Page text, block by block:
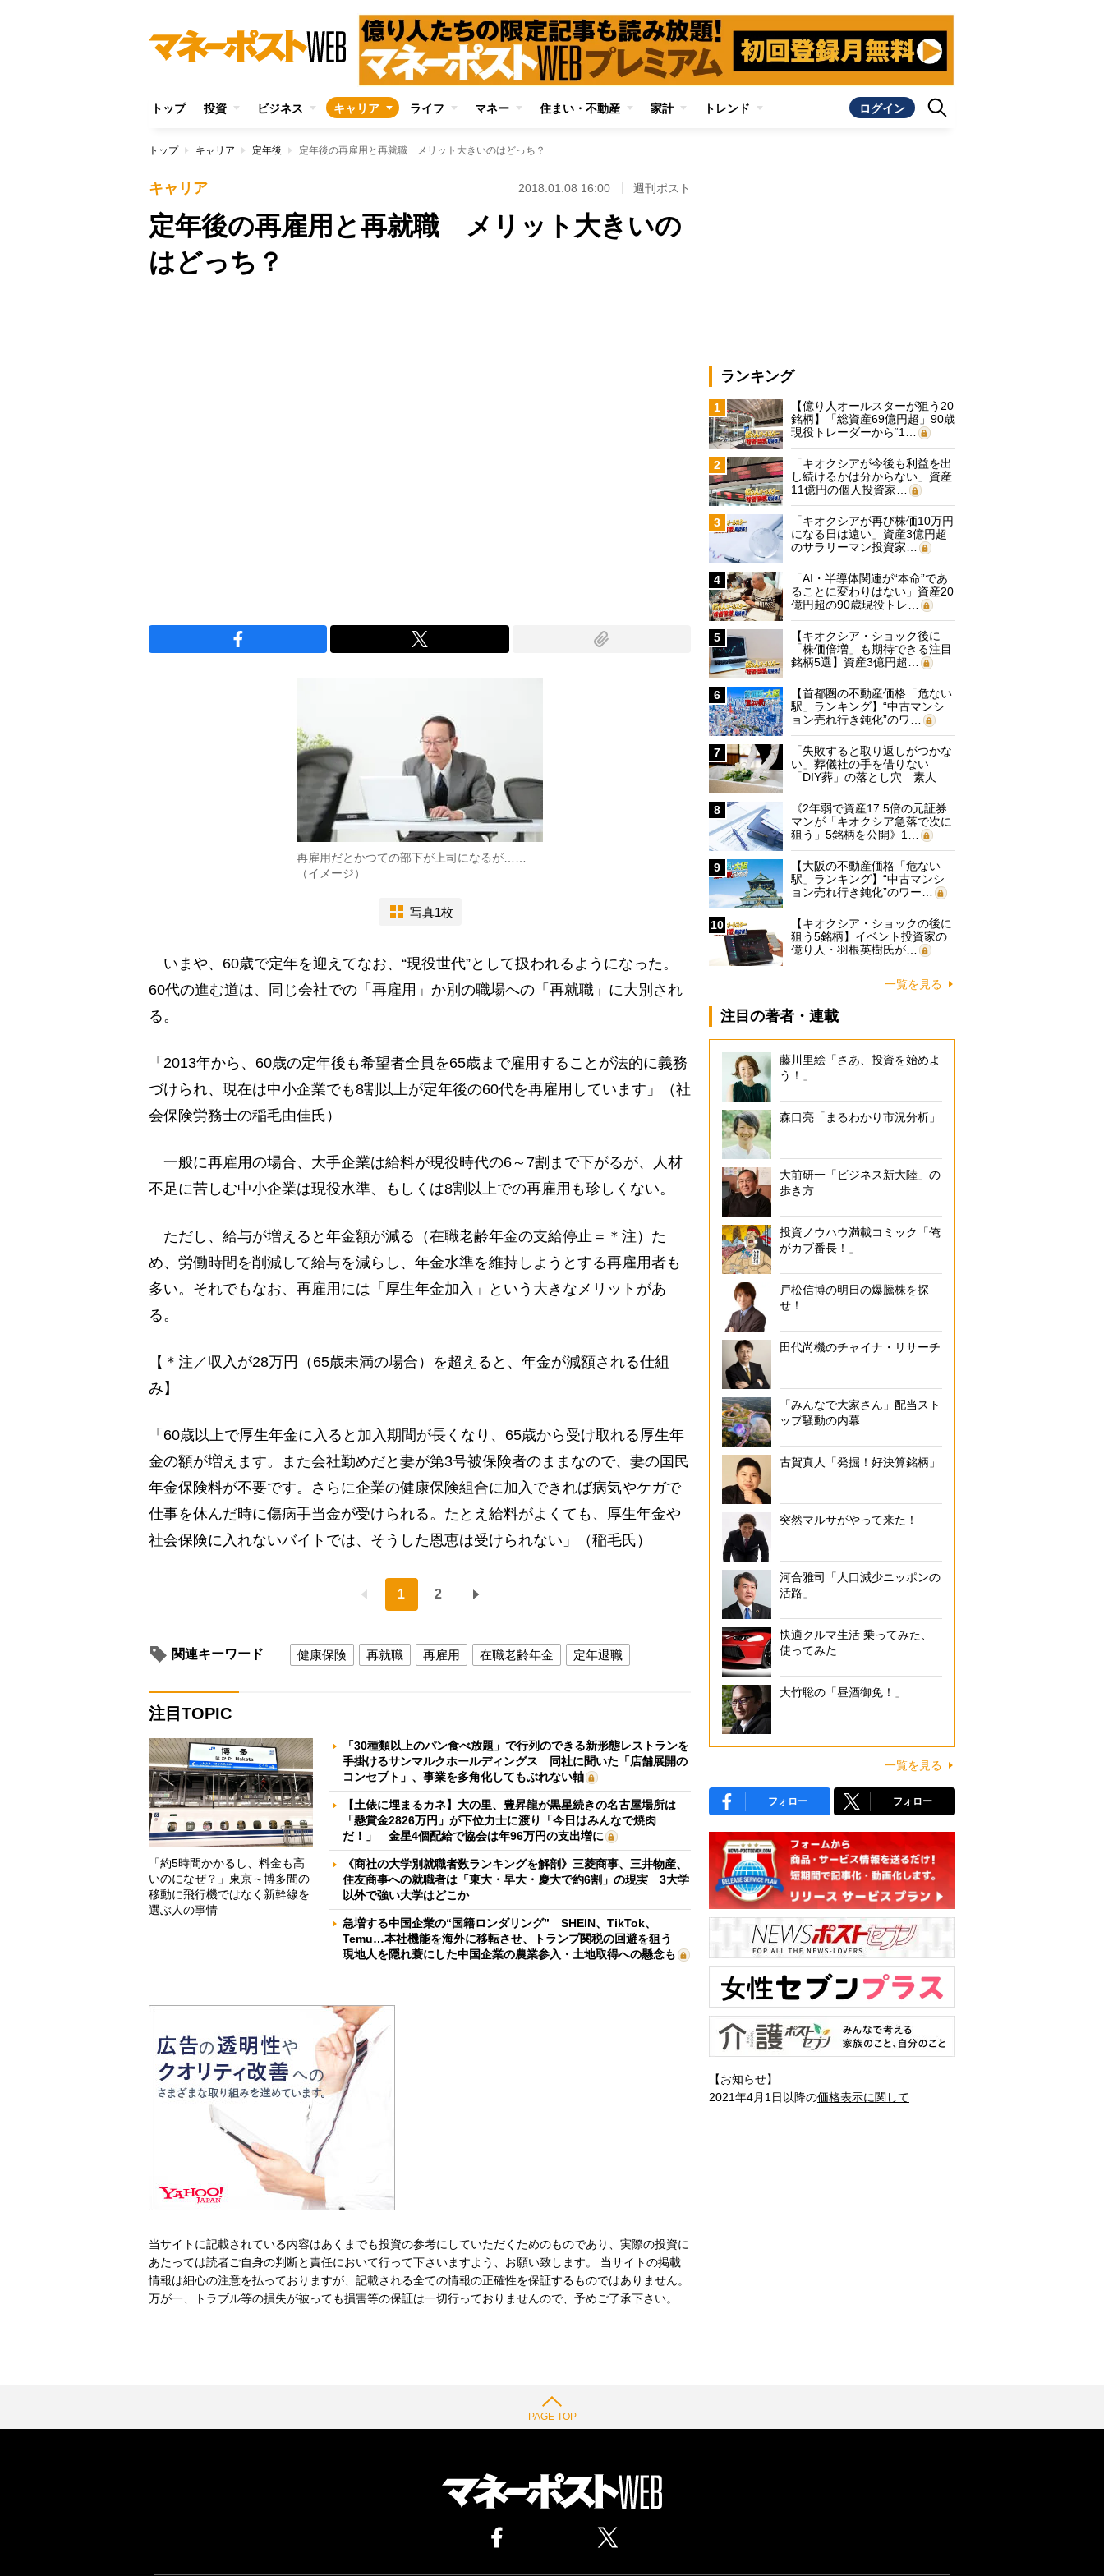
トップ 投資 ビジネス キャリア ライフ マネー 住まい・不動産 家計 トレンド ログイン
トップ キャリア 定年後 定年後の再雇用と再就職 メリット大きいのはどっち？
キャリア 2018.01.08 16:00 週刊ポスト
定年後の再雇用と再就職 メリット大きいの
はどっち？
再雇用だとかつての部下が上司になるが……
（イメージ）
写真1枚
いまや、60歳で定年を迎えてなお、“現役世代”として扱われるようになった。
60代の進む道は、同じ会社での「再雇用」か別の職場への「再就職」に大別され
る。
「2013年から、60歳の定年後も希望者全員を65歳まで雇用することが法的に義務
づけられ、現在は中小企業でも8割以上が定年後の60代を再雇用しています」（社
会保険労務士の稲毛由佳氏）
一般に再雇用の場合、大手企業は給料が現役時代の6～7割まで下がるが、人材
不足に苦しむ中小企業は現役水準、もしくは8割以上での再雇用も珍しくない。
ただし、給与が増えると年金額が減る（在職老齢年金の支給停止＝＊注）た
め、労働時間を削減して給与を減らし、年金水準を維持しようとする再雇用者も
多い。それでもなお、再雇用には「厚生年金加入」という大きなメリットがあ
る。
【＊注／収入が28万円（65歳未満の場合）を超えると、年金が減額される仕組
み】
「60歳以上で厚生年金に入ると加入期間が長くなり、65歳から受け取れる厚生年
金の額が増えます。また会社勤めだと妻が第3号被保険者のままなので、妻の国民
年金保険料が不要です。さらに企業の健康保険組合に加入できれば病気やケガで
仕事を休んだ時に傷病手当金が受けられる。たとえ給料がよくても、厚生年金や
社会保険に入れないバイトでは、そうした恩恵は受けられない」（稲毛氏）
1 2
関連キーワード 健康保険 再就職 再雇用 在職老齢年金 定年退職
注目TOPIC
「約5時間かかるし、料金も高
いのになぜ？」東京～博多間の
移動に飛行機ではなく新幹線を
選ぶ人の事情
「30種類以上のパン食べ放題」で行列のできる新形態レストランを
手掛けるサンマルクホールディングス 同社に聞いた「店舗展開の
コンセプト」、事業を多角化してもぶれない軸
【土俵に埋まるカネ】大の里、豊昇龍が黒星続きの名古屋場所は
「懸賞金2826万円」が下位力士に渡り「今日はみんなで焼肉
だ！」 金星4個配給で協会は年96万円の支出増に
《商社の大学別就職者数ランキングを解剖》三菱商事、三井物産、
住友商事への就職者は「東大・早大・慶大で約6割」の現実 3大学
以外で強い大学はどこか
急増する中国企業の“国籍ロンダリング” SHEIN、TikTok、
Temu…本社機能を海外に移転させ、トランプ関税の回避を狙う
現地人を隠れ蓑にした中国企業の農業参入・土地取得への懸念も
当サイトに記載されている内容はあくまでも投資の参考にしていただくためのものであり、実際の投資に
あたっては読者ご自身の判断と責任において行って下さいますよう、お願い致します。 当サイトの掲載
情報は細心の注意を払っておりますが、記載される全ての情報の正確性を保証するものではありません。
万が一、トラブル等の損失が被っても損害等の保証は一切行っておりませんので、予めご了承下さい。
ランキング
1
【億り人オールスターが狙う20
銘柄】「総資産69億円超」90歳
現役トレーダーから“1…
2
「キオクシアが今後も利益を出
し続けるかは分からない」資産
11億円の個人投資家…
3
「キオクシアが再び株価10万円
になる日は遠い」資産3億円超
のサラリーマン投資家…
4
「AI・半導体関連が“本命”であ
ることに変わりはない」資産20
億円超の90歳現役トレ…
5
【キオクシア・ショック後に
「株価倍増」も期待できる注目
銘柄5選】資産3億円超…
6
【首都圏の不動産価格「危ない
駅」ランキング】“中古マンシ
ョン売れ行き鈍化”のワ…
7
「失敗すると取り返しがつかな
い」葬儀社の手を借りない
「DIY葬」の落とし穴 素人
に…
8
《2年弱で資産17.5倍の元証券
マンが「キオクシア急落で次に
狙う」5銘柄を公開》1…
9
【大阪の不動産価格「危ない
駅」ランキング】“中古マンシ
ョン売れ行き鈍化”のワー…
10
【キオクシア・ショックの後に
狙う5銘柄】イベント投資家の
億り人・羽根英樹氏が…
一覧を見る
注目の著者・連載
藤川里絵「さあ、投資を始めよ
う！」
森口亮「まるわかり市況分析」
大前研一「ビジネス新大陸」の
歩き方
投資ノウハウ満載コミック「俺
がカブ番長！」
戸松信博の明日の爆騰株を探
せ！
田代尚機のチャイナ・リサーチ
「みんなで大家さん」配当スト
ップ騒動の内幕
古賀真人「発掘！好決算銘柄」
突然マルサがやって来た！
河合雅司「人口減少ニッポンの
活路」
快適クルマ生活 乗ってみた、
使ってみた
大竹聡の「昼酒御免！」
一覧を見る
フォロー フォロー
【お知らせ】
2021年4月1日以降の価格表示に関して
PAGE TOP